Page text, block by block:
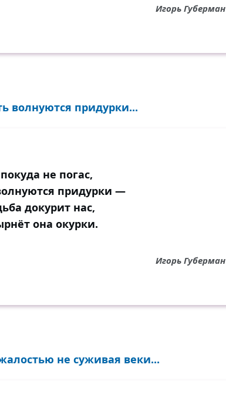
Игорь Губерман
волнуются придурки...
не погас,
придурки —
докурит нас,
она окурки.
Игорь Губерман
не суживая веки...